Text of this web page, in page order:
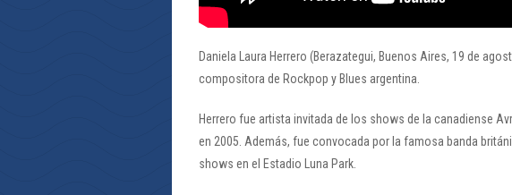
Daniela Laura Herrero (Berazategui, Buenos Aires, 19 de
compositora de Rockpop y Blues argentina.
Herrero fue artista invitada de los shows de la canadiense
en 2005. Además, fue convocada por la famosa banda
shows en el Estadio Luna Park.